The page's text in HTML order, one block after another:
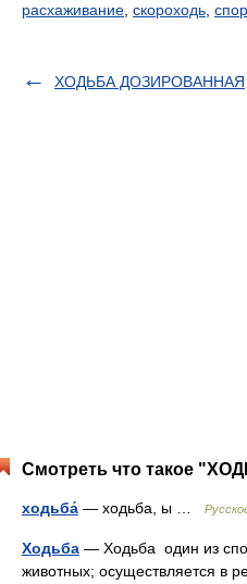
расхаживание скороходь
ХОДЬБА ДОЗИРОВАННАЯ
Смотреть что такое
ходьба́ — ходьба, ы …
Ходьба — Ходьба один из
животных; осуществляется в